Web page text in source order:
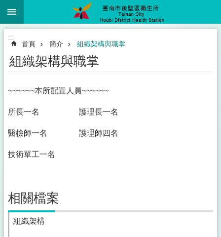
跳到主要內容區塊
:::
首頁 簡介 組織架構與職掌
組織架構與職掌
~~~~~~本所配置人員~~~~~~
所長一名 護理長一名
醫檢師一名 護理師四名
技術單工一名
相關檔案
組織架構